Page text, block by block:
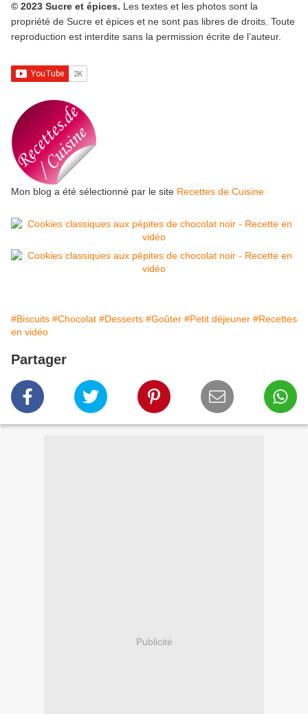
© 2023 Sucre et épices. Les textes et les photos sont la
propriété de Sucre et épices et ne sont pas libres de droits. Toute
reproduction est interdite sans la permission écrite de l’auteur.
Mon blog a été sélectionné par le site Recettes de Cuisine
#Biscuits #Chocolat #Desserts #Goûter #Petit déjeuner #Recettes
en vidéo
Partager
Publicité